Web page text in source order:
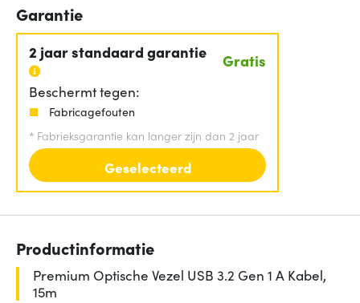
Garantie
2 jaar standaard garantie Gratis
Beschermt tegen:
Fabricagefouten
* Fabrieksgarantie kan langer zijn dan 2 jaar
Geselecteerd
Productinformatie
Premium Optische Vezel USB 3.2 Gen 1 A Kabel,
15m